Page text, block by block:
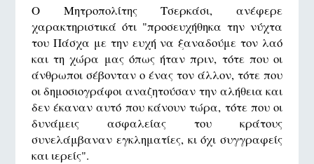
Ο Μητροπολίτης Τσερκάσι, ανέφερε
χαρακτηριστικά ότι "προσευχήθηκα την νύχτα
του Πάσχα με την ευχή να ξαναδούμε τον λαό
και τη χώρα μας όπως ήταν πριν, τότε που οι
άνθρωποι σέβονταν ο ένας τον άλλον, τότε που
οι δημοσιογράφοι αναζητούσαν την αλήθεια και
δεν έκαναν αυτό που κάνουν τώρα, τότε που οι
δυνάμεις ασφαλείας του κράτους
συνελάμβαναν εγκληματίες, κι όχι συγγραφείς
και ιερείς".